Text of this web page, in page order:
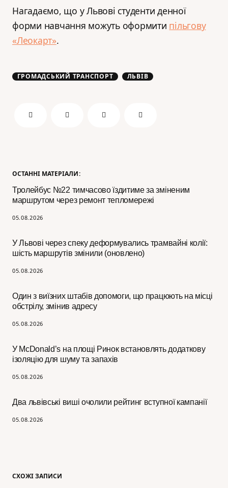
ОСТАННІ МАТЕРІАЛИ:
Тролейбус №22 тимчасово їздитиме за зміненим
маршрутом через ремонт тепломережі
05.08.2026
У Львові через спеку деформувались трамвайні колії:
шість маршрутів змінили (оновлено)
05.08.2026
Один з виїзних штабів допомоги, що працюють на місці
обстрілу, змінив адресу
05.08.2026
У McDonald’s на площі Ринок встановлять додаткову
ізоляцію для шуму та запахів
05.08.2026
Два львівські виші очолили рейтинг вступної кампанії
05.08.2026
Нагадаємо, що у Львові студенти денної
форми навчання можуть оформити пільгову
«Леокарт».
ГРОМАДСЬКИЙ ТРАНСПОРТ ЛЬВІВ
СХОЖІ ЗАПИСИ